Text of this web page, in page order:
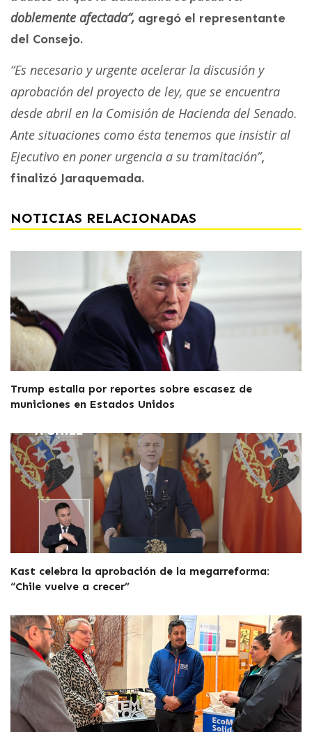
doblemente afectada”, agregó el representante
del Consejo.
“Es necesario y urgente acelerar la discusión y
aprobación del proyecto de ley, que se encuentra
desde abril en la Comisión de Hacienda del Senado.
Ante situaciones como ésta tenemos que insistir al
Ejecutivo en poner urgencia a su tramitación”,
finalizó Jaraquemada.
NOTICIAS RELACIONADAS
Trump estalla por reportes sobre escasez de
municiones en Estados Unidos
Kast celebra la aprobación de la megarreforma:
“Chile vuelve a crecer”